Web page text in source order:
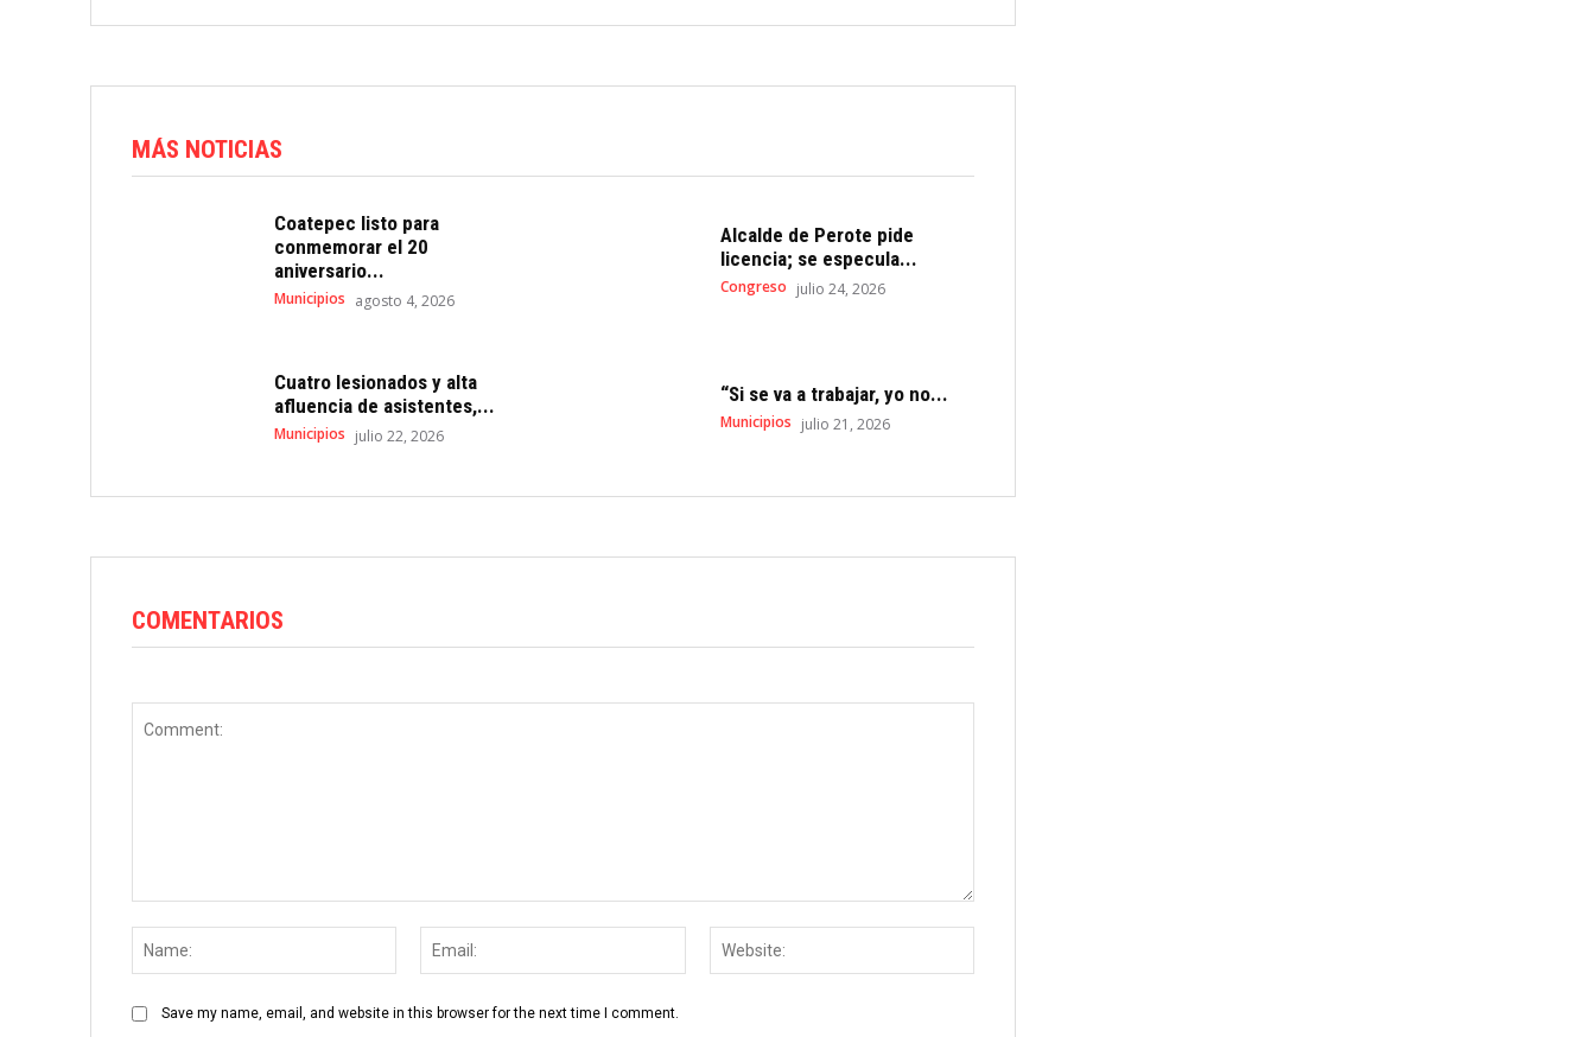
MÁS NOTICIAS
Coatepec listo para
conmemorar el 20
aniversario...
Municipios agosto 4, 2026
Alcalde de Perote pide
licencia; se especula...
Congreso julio 24, 2026
Cuatro lesionados y alta
afluencia de asistentes,...
Municipios julio 22, 2026
“Si se va a trabajar, yo no...
Municipios julio 21, 2026
COMENTARIOS
Save my name, email, and website in this browser for the next time I comment.